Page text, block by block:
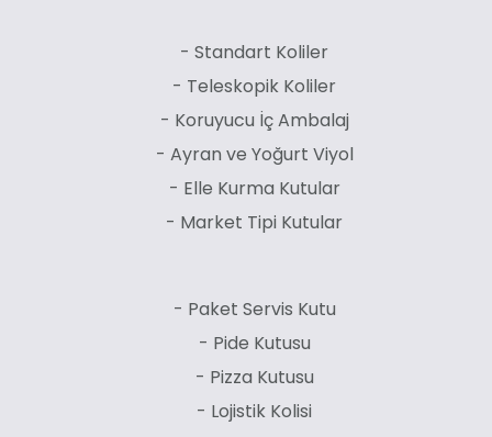
- Standart Koliler
- Teleskopik Koliler
- Koruyucu İç Ambalaj
- Ayran ve Yoğurt Viyol
- Elle Kurma Kutular
- Market Tipi Kutular
- Paket Servis Kutu
- Pide Kutusu
- Pizza Kutusu
- Lojistik Kolisi